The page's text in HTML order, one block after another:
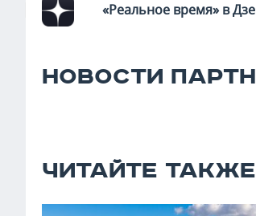
«Реальное время» в
НОВОСТИ
ЧИТАЙТЕ ТАКЖЕ